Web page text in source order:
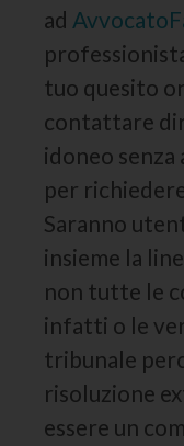
ad
tuo quesito
contattare
idoneo
per
Saranno
insieme la
non tutte le
infatti o le
tribunale
risoluzione
essere un